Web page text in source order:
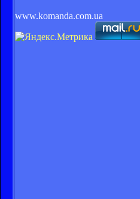
www.komanda.com.ua